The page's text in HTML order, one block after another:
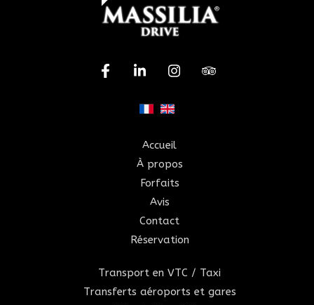
Accueil
À propos
Forfaits
Avis
Contact
Réservation
Transport en VTC / Taxi
Transferts aéroports et gares